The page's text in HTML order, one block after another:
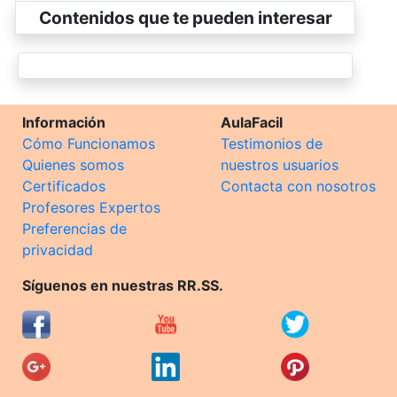
Contenidos que te pueden interesar
Información
Cómo Funcionamos
Quienes somos
Certificados
Profesores Expertos
Preferencias de
privacidad
AulaFacil
Testimonios de
nuestros usuarios
Contacta con nosotros
Síguenos en nuestras RR.SS.